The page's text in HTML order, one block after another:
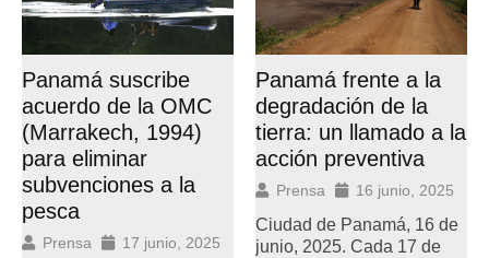
Panamá suscribe
acuerdo de la OMC
(Marrakech, 1994)
para eliminar
subvenciones a la
pesca
Prensa 17 junio, 2025
Panamá frente a la
degradación de la
tierra: un llamado a la
acción preventiva
Prensa 16 junio, 2025
Ciudad de Panamá, 16 de
junio, 2025. Cada 17 de